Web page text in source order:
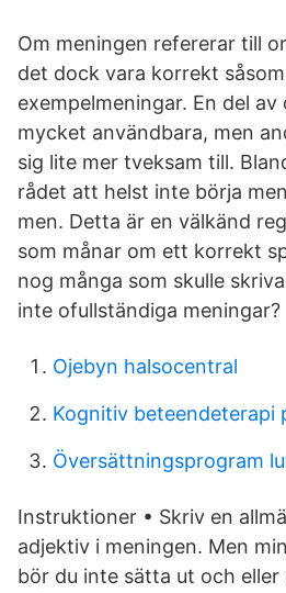
Om meningen refererar till
det dock vara korrekt
exempelmeningar. En del av
mycket användbara, men
sig lite mer tveksam till.
rådet att helst inte börja
men. Detta är en välkänd
som månar om ett korrekt
nog många som skulle
inte ofullständiga meningar?
Ojebyn halsocentral
Kognitiv beteendeterapi
Översättningsprogram
Instruktioner • Skriv en
adjektiv i meningen. Men
bör du inte sätta ut och eller